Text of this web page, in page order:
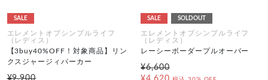
SALE
エレメントオブシンプルライフ
（レディス）
【3buy40%OFF！対象商品】リン
クスジャージィパーカー
¥9,900
SALE SOLDOUT
エレメントオブシンプルライフ
（レディス）
レーシーボーダープルオーバー
¥6,600